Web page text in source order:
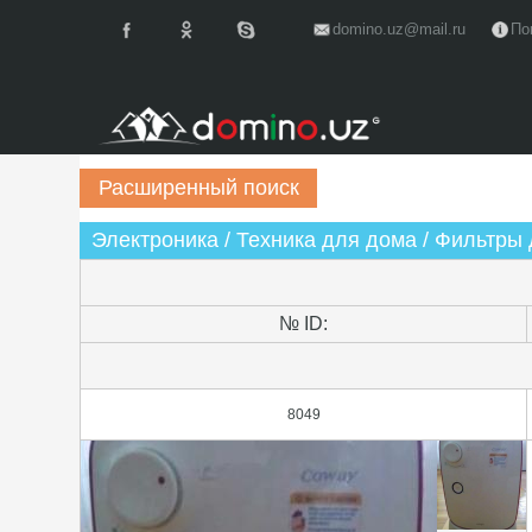
domino.uz@mail.ru
Электроника / Техника для дома /
№ ID:
8049